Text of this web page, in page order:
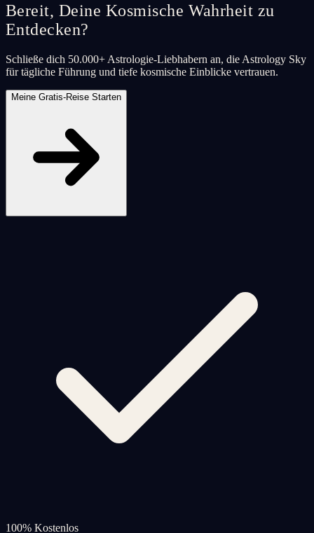
Bereit, Deine Kosmische Wahrheit zu
Entdecken?
Schließe dich 50.000+ Astrologie-Liebhabern an, die Astrology Sky
für tägliche Führung und tiefe kosmische Einblicke vertrauen.
Meine Gratis-Reise Starten
100% Kostenlos